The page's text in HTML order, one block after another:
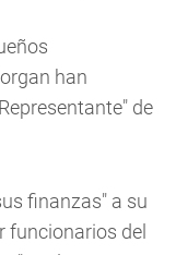
han
de
finanzas" a su
funcionarios del